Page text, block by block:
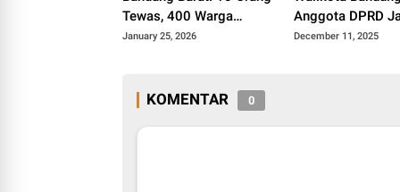
Tewas, 400 Warga
Mengungsi
January 25, 2026
Anggota DPRD
Tersangka
December 11, 2025
KOMENTAR 0